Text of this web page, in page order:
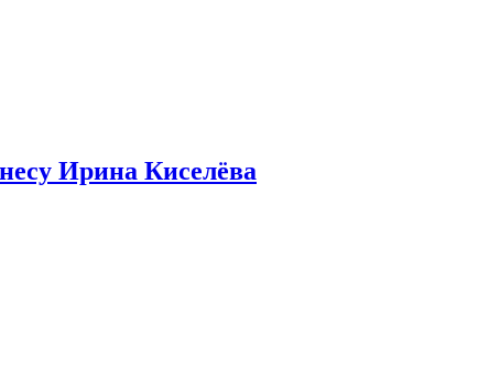
Ирина Киселёва